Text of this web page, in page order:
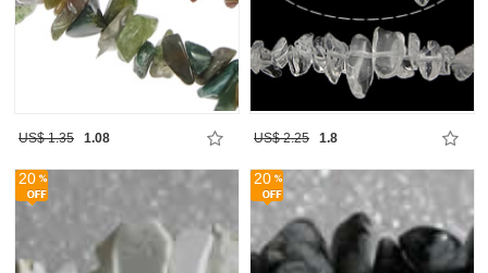
US$ 1.35 1.08 US$ 2.25 1.8
20 20